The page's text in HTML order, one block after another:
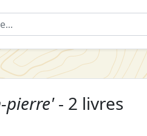
pierre'- 2 livres